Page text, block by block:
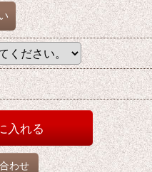
入れる
わせ